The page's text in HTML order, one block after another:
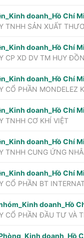
doanh_Hồ Chí
doanh_Hồ Chí
CP XD DV TM HUY
doanh_Hồ Chí
CỔ PHẦN MONDELEZ
doanh_Hồ Chí
TNHH CƠ KHÍ VIỆT
doanh_Hồ Chí
TNHH CUNG ỨNG
doanh_Hồ Chí
CỔ PHẦN BT
doanh_Hồ
CỔ PHẦN ĐẦU TƯ VÀ
doanh_Hồ